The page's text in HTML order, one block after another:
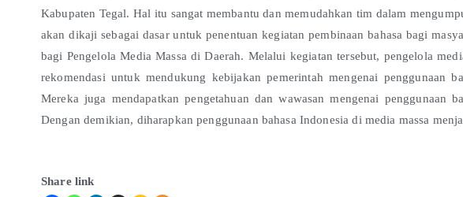
Kabupaten Tegal. Hal itu sangat membantu dan memudahkan tim dalam
akan dikaji sebagai dasar untuk penentuan kegiatan pembinaan bahasa bagi
bagi Pengelola Media Massa di Daerah. Melalui kegiatan tersebut, pengelola
rekomendasi untuk mendukung kebijakan pemerintah mengenai penggunaan
Mereka juga mendapatkan pengetahuan dan wawasan mengenai penggunaan
Dengan demikian, diharapkan penggunaan bahasa Indonesia di media massa
Share link